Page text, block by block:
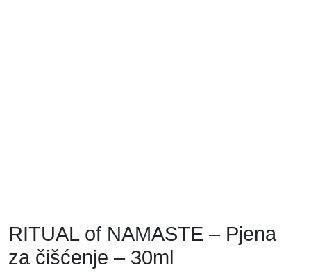
RITUAL of NAMASTE – Pjena
za čišćenje – 30ml